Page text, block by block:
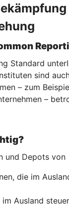
Standard
sind
– zum
–
und Depots von
die im
Ausland